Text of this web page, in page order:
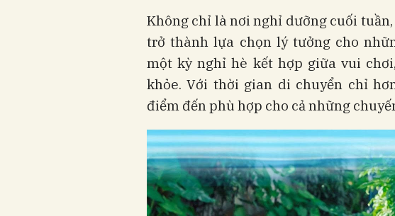
Không chỉ là nơi nghỉ dưỡng cuối
trở thành lựa chọn lý tưởng cho
một kỳ nghỉ hè kết hợp giữa vui
khỏe. Với thời gian di chuyển chỉ
điểm đến phù hợp cho cả những